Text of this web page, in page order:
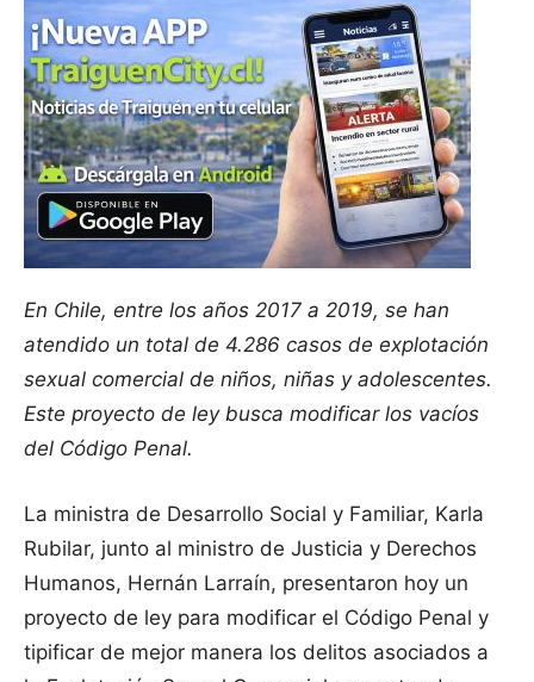
En Chile, entre los años 2017 a 2019, se han
atendido un total de 4.286 casos de explotación
sexual comercial de niños, niñas y adolescentes.
Este proyecto de ley busca modificar los vacíos
del Código Penal.
La ministra de Desarrollo Social y Familiar, Karla
Rubilar, junto al ministro de Justicia y Derechos
Humanos, Hernán Larraín, presentaron hoy un
proyecto de ley para modificar el Código Penal y
tipificar de mejor manera los delitos asociados a